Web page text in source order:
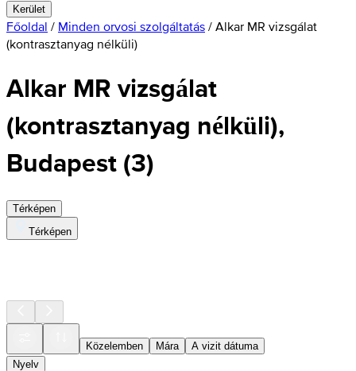
Kerület
Főoldal / Minden orvosi szolgáltatás / Alkar MR vizsgálat
(kontrasztanyag nélküli)
Alkar MR vizsgálat
(kontrasztanyag nélküli),
Budapest(3)
Térképen
Térképen
Közelemben Mára
A vizit dátuma
Nyelv